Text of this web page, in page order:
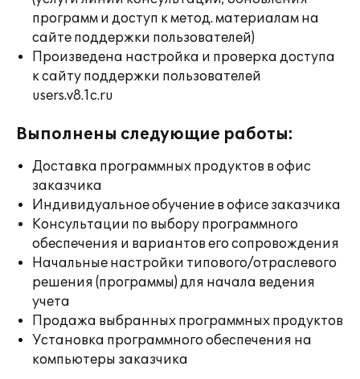
программ и доступ к метод. материалам на
сайте поддержки пользователей)
Произведена настройка и проверка доступа
к сайту поддержки пользователей
users.v8.1c.ru
Выполнены следующие работы:
Доставка программных продуктов в офис
заказчика
Индивидуальное обучение в офисе заказчика
Консультации по выбору программного
обеспечения и вариантов его сопровождения
Начальные настройки типового/отраслевого
решения (программы) для начала ведения
учета
Продажа выбранных программных продуктов
Установка программного обеспечения на
компьютеры заказчика